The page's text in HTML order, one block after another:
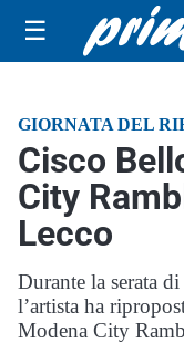
☰
GIORNATA DEL
Cisco
City
Lecco
Durante la serata
l’artista ha
Modena City